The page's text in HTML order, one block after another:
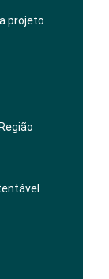
projeto